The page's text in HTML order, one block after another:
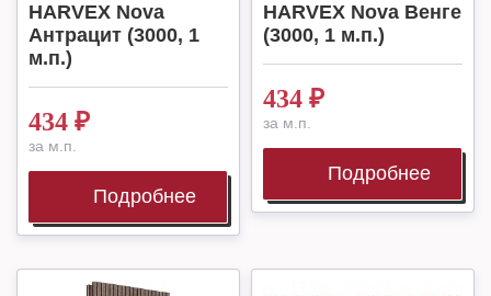
HARVEX Nova
Антрацит (3000, 1
м.п.)
434 ₽
за м.п.
Подробнее
HARVEX Nova Венге
(3000, 1 м.п.)
434 ₽
за м.п.
Подробнее